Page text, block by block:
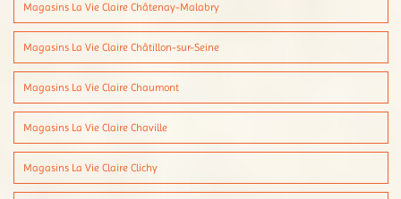
Magasins La Vie Claire Châtenay-Malabry
Magasins La Vie Claire Châtillon-sur-Seine
Magasins La Vie Claire Chaumont
Magasins La Vie Claire Chaville
Magasins La Vie Claire Clichy